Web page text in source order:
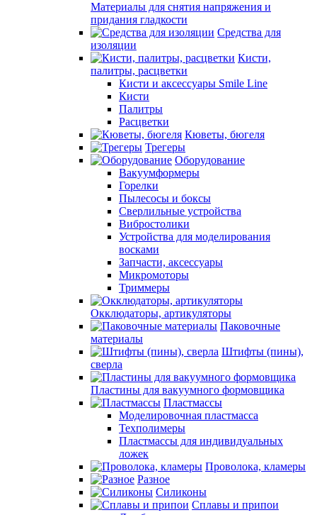
Материалы для снятия напряжения и
придания гладкости
Средства для
изоляции
Кисти,
палитры, расцветки
Кисти и аксессуары Smile Line
Кисти
Палитры
Расцветки
Кюветы, бюгеля
Трегеры
Оборудование
Вакуумформеры
Горелки
Пылесосы и боксы
Сверлильные устройства
Вибростолики
Устройства для моделирования
восками
Запчасти, аксессуары
Микромоторы
Триммеры
Окклюдаторы, артикуляторы
Паковочные
материалы
Штифты (пины),
сверла
Пластины для вакуумного формовщика
Пластмассы
Моделировочная пластмасса
Техполимеры
Пластмассы для индивидуальных
ложек
Проволока, кламеры
Разное
Силиконы
Сплавы и припои